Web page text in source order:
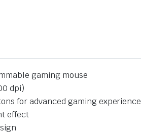
gaming mouse
dpi)
for advanced gaming experience
effect